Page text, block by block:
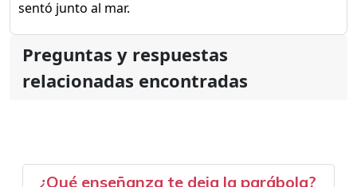
sentó junto al mar.
Preguntas y respuestas
relacionadas encontradas
¿Qué enseñanza te deja la parábola?